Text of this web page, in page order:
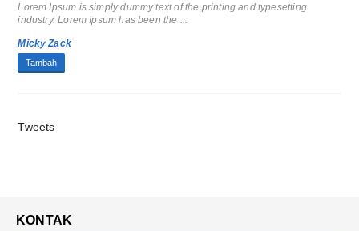
Lorem Ipsum is simply dummy text of the printing and typesetting
industry. Lorem Ipsum has been the ...
Micky Zack
Tambah
Tweets
KONTAK